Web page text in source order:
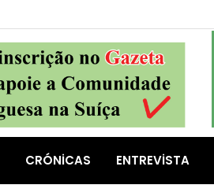
CRÓNICAS ENTREVISTA